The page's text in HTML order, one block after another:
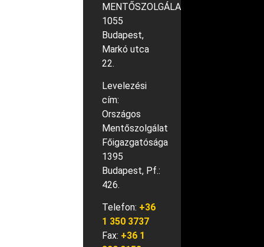
MENTŐSZOLGÁLAT
1055
Budapest,
Markó utca
22.
Levelezési
cím:
Országos
Mentőszolgálat
Főigazgatósága
1395
Budapest, Pf.:
426.
Telefon: +36
1 350 3737
Fax: +36 1